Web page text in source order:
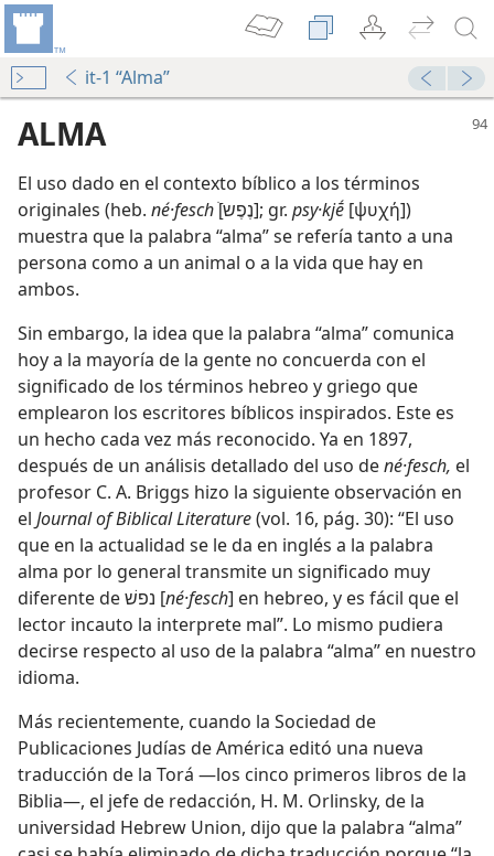
it-1 “Alma”
ALMA
El uso dado en el contexto bíblico a los términos
originales (heb. né·fesch [ׁנֶפֶש]; gr. psy·kjḗ [ψυχή])
muestra que la palabra “alma” se refería tanto a una
persona como a un animal o a la vida que hay en
ambos.
Sin embargo, la idea que la palabra “alma” comunica
hoy a la mayoría de la gente no concuerda con el
significado de los términos hebreo y griego que
emplearon los escritores bíblicos inspirados. Este es
un hecho cada vez más reconocido. Ya en 1897,
después de un análisis detallado del uso dené·fesch, el
profesor C. A. Briggs hizo la siguiente observación en
el Journal of Biblical Literature(vol. 16, pág. 30): “El uso
que en la actualidad se le da en inglés a la palabra
alma por lo general transmite un significado muy
diferente de נפשׁ [né·fesch] en hebreo, y es fácil que el
lector incauto la interprete mal”. Lo mismo pudiera
decirse respecto al uso de la palabra “alma” en nuestro
idioma.
Más recientemente, cuando la Sociedad de
Publicaciones Judías de América editó una nueva
traducción de la Torá —los cinco primeros libros de la
Biblia—, el jefe de redacción, H. M. Orlinsky, de la
universidad Hebrew Union, dijo que la palabra “alma”